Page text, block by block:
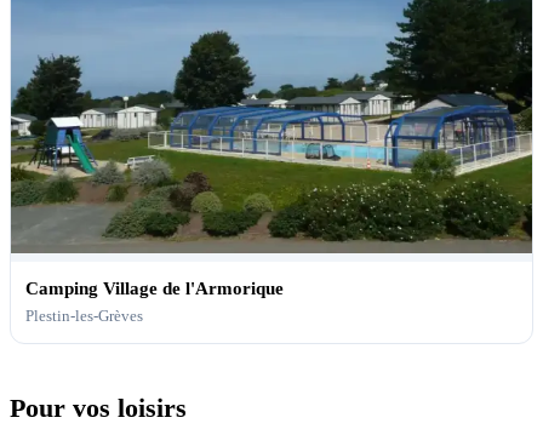
Camping Village de l'Armorique
Plestin-les-Grèves
Pour vos loisirs